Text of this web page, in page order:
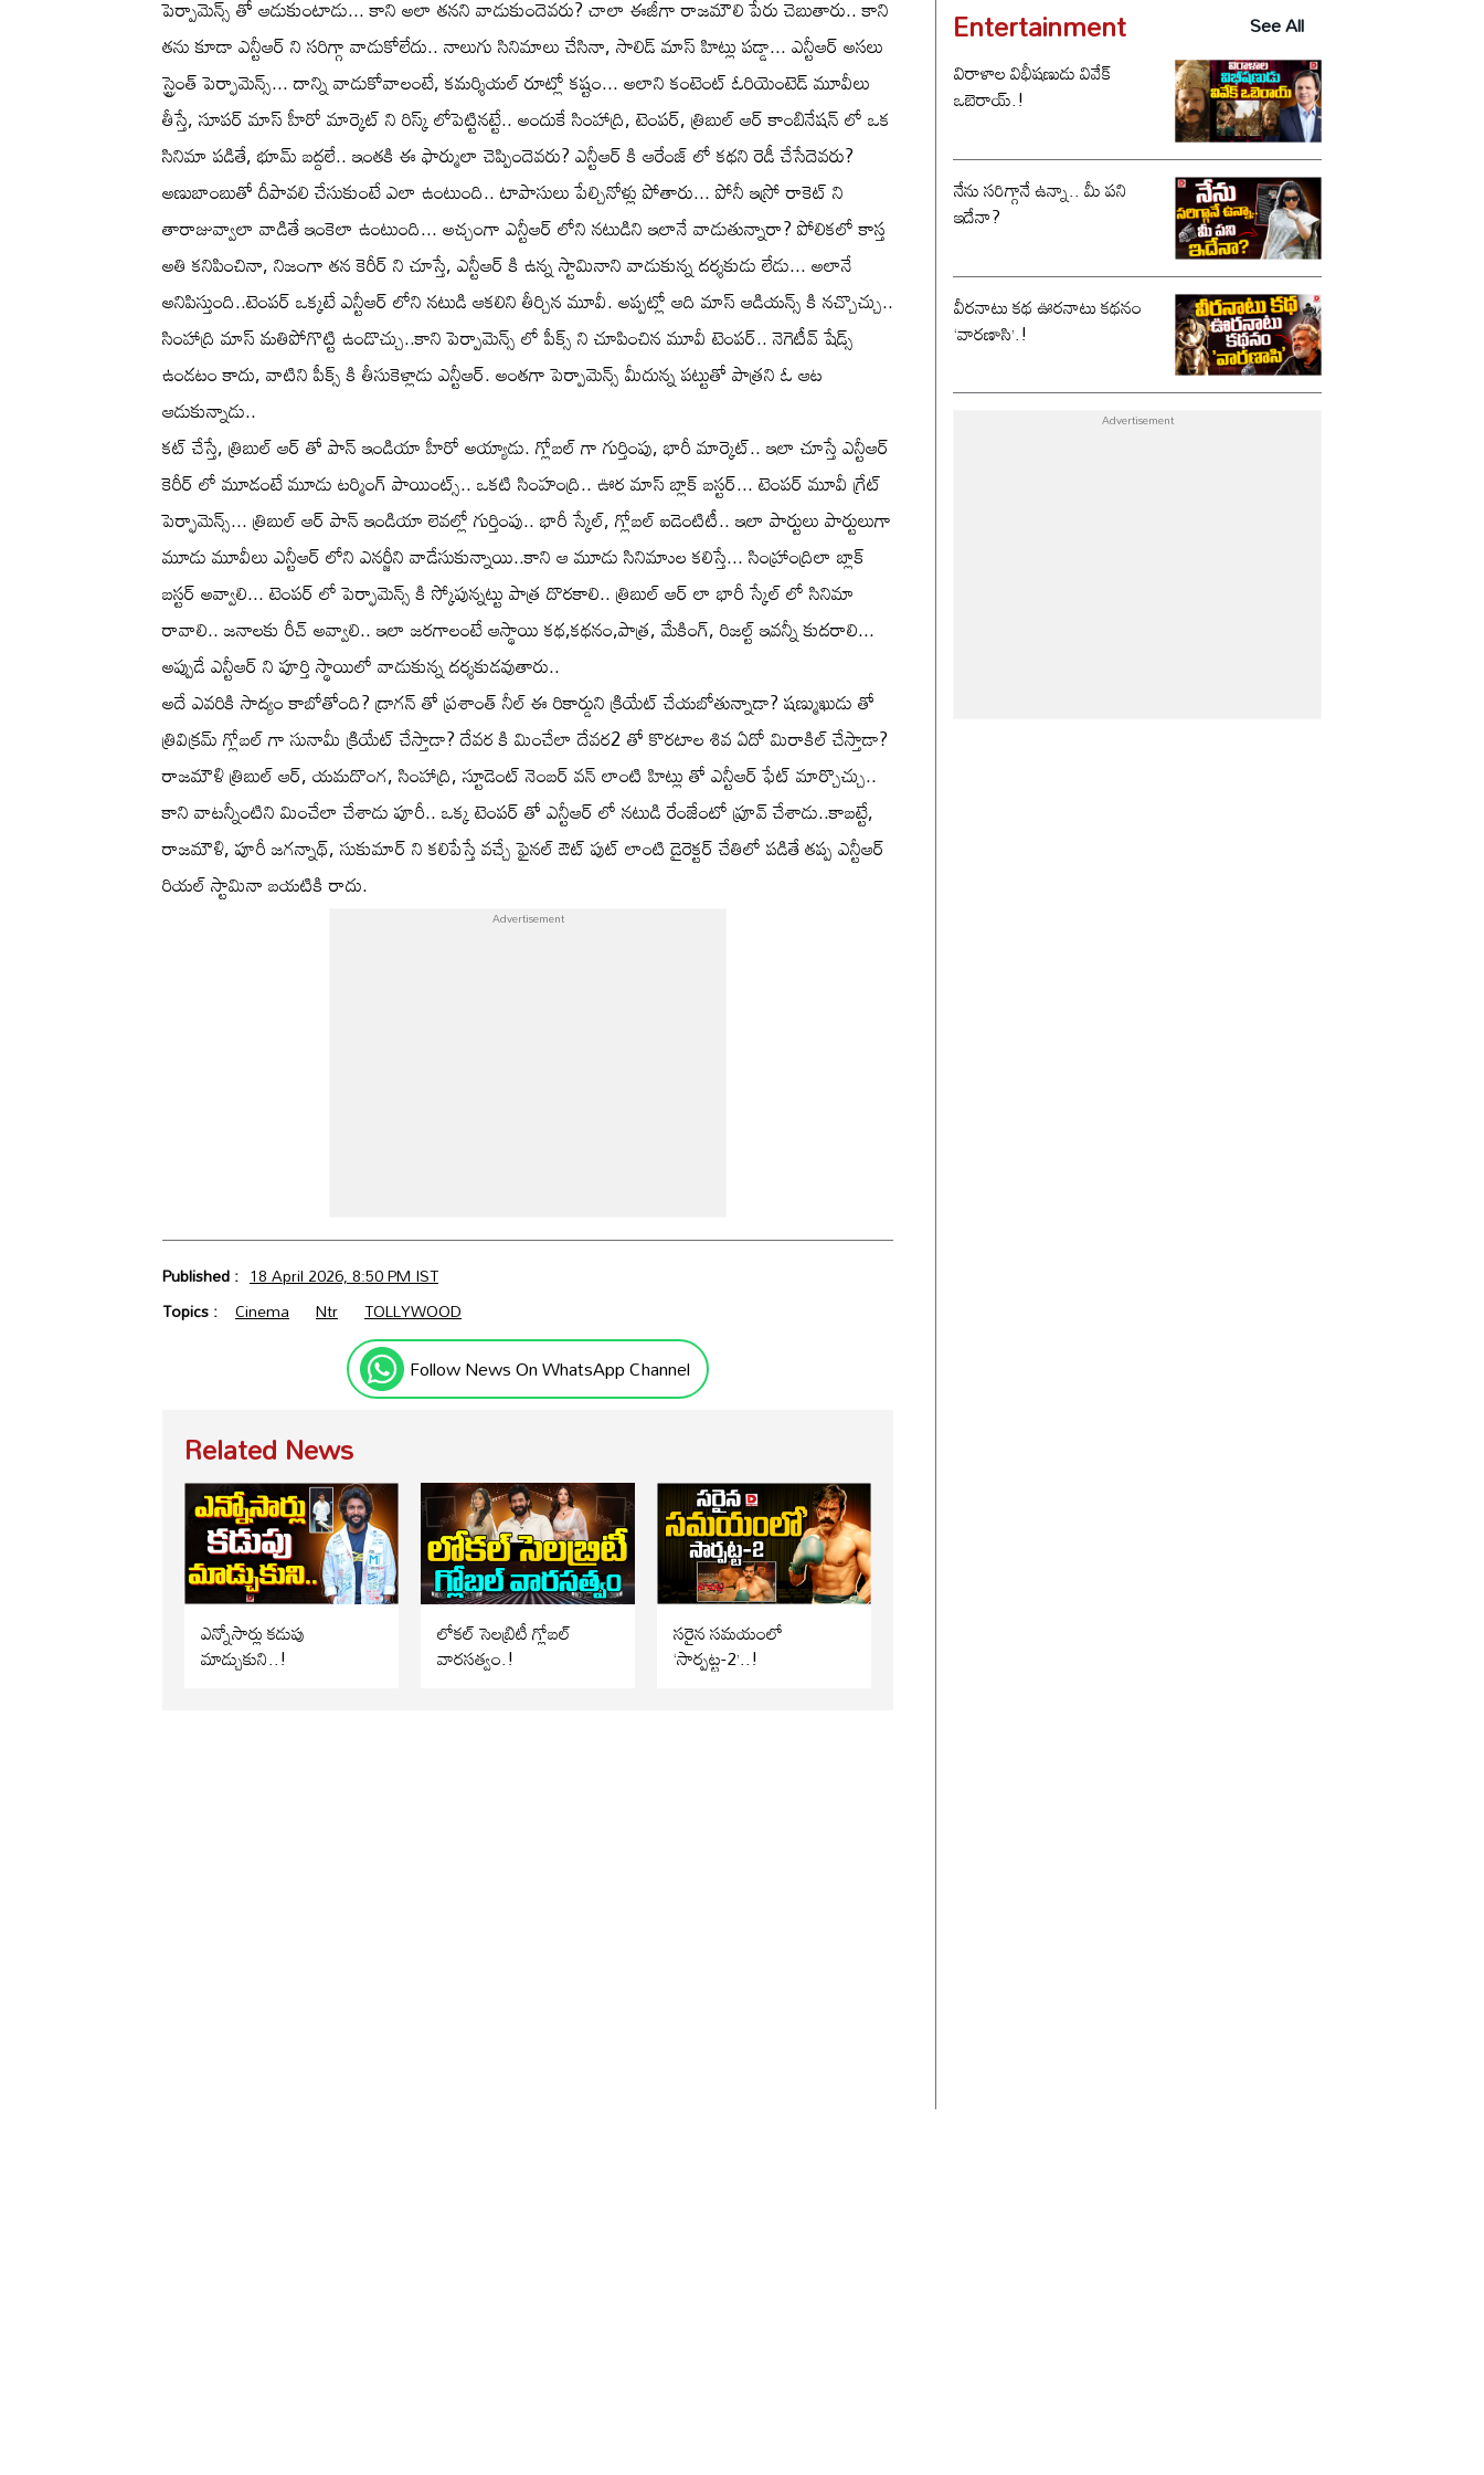
పెర్పామెన్స్ తో ఆడుకుంటాడు... కాని అలా తనని వాడుకుందెవరు? చాలా ఈజీగా రాజమౌలి పేరు చెబుతారు.. కాని
తను కూడా ఎన్టీఆర్ ని సరిగ్గా వాడుకోలేదు.. నాలుగు సినిమాలు చేసినా, సాలిడ్ మాస్ హిట్లు పడ్డా... ఎన్టీఆర్ అసలు
స్ట్రెంత్ పెర్ఫామెన్స్... దాన్ని వాడుకోవాలంటే, కమర్శియల్ రూట్లో కష్టం... అలాని కంటెంట్ ఓరియెంటెడ్ మూవీలు
తీస్తే, సూపర్ మాస్ హీరో మార్కెట్ ని రిస్క్ లోపెట్టినట్టే.. అందుకే సింహాద్రి, టెంపర్, త్రిబుల్ ఆర్ కాంబినేషన్ లో ఒక
సినిమా పడితే, భూమ్ బద్దలే.. ఇంతకి ఈ ఫార్ములా చెప్పిందెవరు? ఎన్టీఆర్ కి ఆరేంజ్ లో కథని రెడీ చేసేదెవరు?
అణుబాంబుతో దీపావలి చేసుకుంటే ఎలా ఉంటుంది.. టాపాసులు పేల్చినోళ్లు పోతారు... పోనీ ఇస్రో రాకెట్ ని
తారాజువ్వాలా వాడితే ఇంకెలా ఉంటుంది... అచ్చంగా ఎన్టీఆర్ లోని నటుడిని ఇలానే వాడుతున్నారా? పోలికలో కాస్త
అతి కనిపించినా, నిజంగా తన కెరీర్ ని చూస్తే, ఎన్టీఆర్ కి ఉన్న స్టామినాని వాడుకున్న దర్శకుడు లేడు... అలానే
అనిపిస్తుంది..టెంపర్ ఒక్కటే ఎన్టీఆర్ లోని నటుడి ఆకలిని తీర్చిన మూవీ. అప్పట్లో ఆది మాస్ ఆడియన్స్ కి నచ్చొచ్చు..
సింహాద్రి మాస్ మతిపోగొట్టి ఉండొచ్చు..కాని పెర్పామెన్స్ లో పీక్స్ ని చూపించిన మూవీ టెంపర్.. నెగెటీవ్ షేడ్స్
ఉండటం కాదు, వాటిని పీక్స్ కి తీసుకెళ్లాడు ఎన్టీఆర్. అంతగా పెర్పామెన్స్ మీదున్న పట్టుతో పాత్రని ఓ ఆట
ఆడుకున్నాడు..
కట్ చేస్తే, త్రిబుల్ ఆర్ తో పాన్ ఇండియా హీరో అయ్యాడు. గ్లోబల్ గా గుర్తింపు, భారీ మార్కెట్.. ఇలా చూస్తే ఎన్టీఆర్
కెరీర్ లో మూడంటే మూడు టర్మింగ్ పాయింట్స్.. ఒకటి సింహంద్రి.. ఊర మాస్ బ్లాక్ బస్టర్... టెంపర్ మూవీ గ్రేట్
పెర్ఫామెన్స్... త్రిబుల్ ఆర్ పాన్ ఇండియా లెవల్లో గుర్తింపు.. భారీ స్కేల్, గ్లోబల్ ఐడెంటిటీ.. ఇలా పార్టులు పార్టులుగా
మూడు మూవీలు ఎన్టీఆర్ లోని ఎనర్జీని వాడేసుకున్నాయి..కాని ఆ మూడు సినిమాుల కలిస్తే... సింహ్రాంద్రిలా బ్లాక్
బస్టర్ అవ్వాలి... టెంపర్ లో పెర్ఫామెన్స్ కి స్కోపున్నట్టు పాత్ర దొరకాలి.. త్రిబుల్ ఆర్ లా భారీ స్కేల్ లో సినిమా
రావాలి.. జనాలకు రీచ్ అవ్వాలి.. ఇలా జరగాలంటే ఆస్థాయి కథ,కథనం,పాత్ర, మేకింగ్, రిజల్ట్ ఇవన్నీ కుదరాలి...
అప్పుడే ఎన్టీఆర్ ని పూర్తి స్థాయిలో వాడుకున్న దర్శకుడవుతారు..
అదే ఎవరికి సాద్యం కాబోతోంది? డ్రాగన్ తో ప్రశాంత్ నీల్ ఈ రికార్డుని క్రియేట్ చేయబోతున్నాడా? షణ్ముఖుడు తో
త్రివిక్రమ్ గ్లోబల్ గా సునామీ క్రియేట్ చేస్తాడా? దేవర కి మించేలా దేవర2 తో కొరటాల శివ ఏదో మిరాకిల్ చేస్తాడా?
రాజమౌళి త్రిబుల్ ఆర్, యమదొంగ, సింహాద్రి, స్టూడెంట్ నెంబర్ వన్ లాంటి హిట్లు తో ఎన్టీఆర్ ఫేట్ మార్చొచ్చు..
కాని వాటన్నీంటిని మించేలా చేశాడు పూరీ.. ఒక్క టెంపర్ తో ఎన్టీఆర్ లో నటుడి రేంజేంటో ప్రూవ్ చేశాడు..కాబట్టే,
రాజమౌళి, పూరీ జగన్నాథ్, సుకుమార్ ని కలిపేస్తే వచ్చే ఫైనల్ ఔట్ పుట్ లాంటి డైరెక్టర్ చేతిలో పడితే తప్ప ఎన్టీఆర్
రియల్ స్టామినా బయటికి రాదు.
Published : 18 April 2026, 8:50 PM IST
Topics : Cinema Ntr TOLLYWOOD
Follow News On WhatsApp Channel
Related News
ఎన్నోసార్లు కడుపు
మాడ్చుకుని..!
లోకల్ సెలబ్రిటీ గ్లోబల్
వారసత్వం.!
సరైన సమయంలో
‘సార్పట్ట-2’..!
Entertainment
See All
విరాళాల విభీషణుడు వివేక్
ఒబెరాయ్.!
నేను సరిగ్గానే ఉన్నా.. మీ పని
ఇదేనా?
వీరనాటు కథ ఊరనాటు కథనం
‘వారణాసి’.!